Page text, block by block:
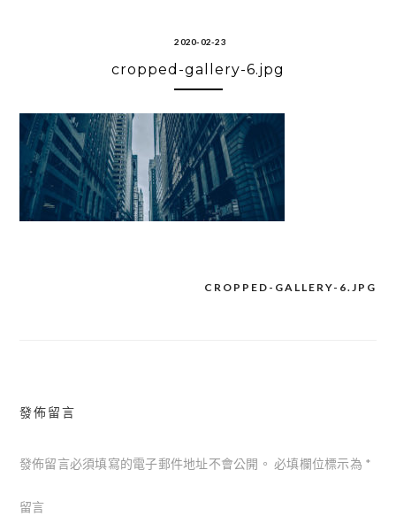
2020-02-23
cropped-gallery-6.jpg
CROPPED-GALLERY-6.JPG
發佈留言
發佈留言必須填寫的電子郵件地址不會公開。 必填欄位標示為 *
留言